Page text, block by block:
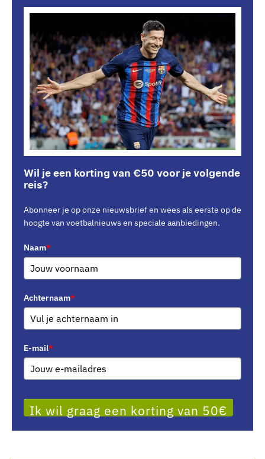
Wil je een korting van €50 voor je volgende
reis?
Abonneer je op onze nieuwsbrief en wees als eerste op de
hoogte van voetbalnieuws en speciale aanbiedingen.
Naam*
Achternaam*
E-mail*
Ik wil graag een korting van 50€